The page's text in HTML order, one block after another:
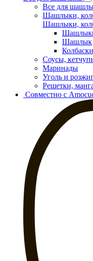
Все для
Шашлыки,
Шашлыки,
Шашлык
Соусы,
Маринады
Уголь и
Решетки,
Совместно с